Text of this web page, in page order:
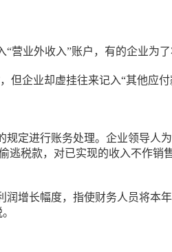
业外收入”账户，有的企业为
但企业却虚挂往来记入“其他应付
定进行账务处理。企业领导人
税款，对已实现的收入不作
增长幅度，指使财务人员将本